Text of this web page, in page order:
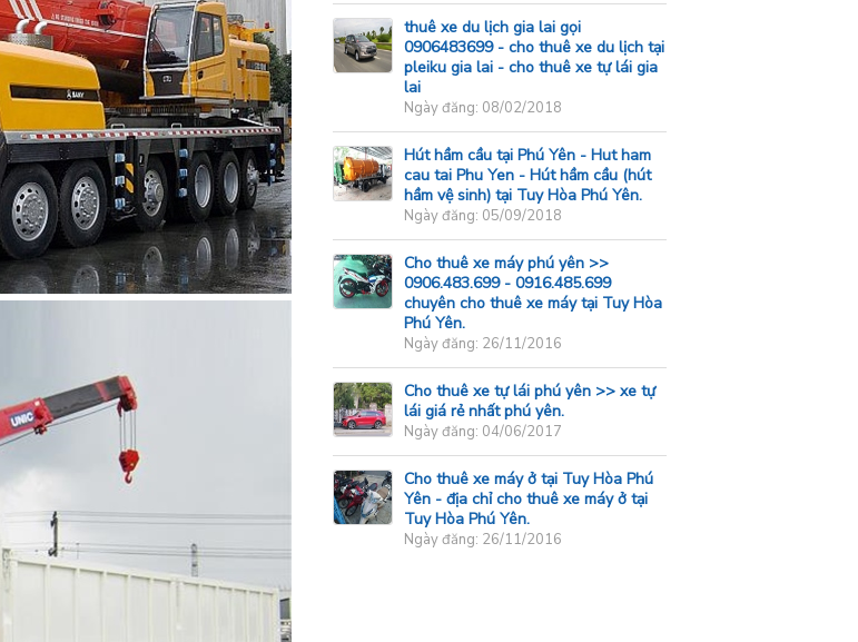
thuê xe du lịch gia lai gọi
0906483699 - cho thuê xe du lịch tại
pleiku gia lai - cho thuê xe tự lái gia
lai
Ngày đăng: 08/02/2018
Hút hầm cầu tại Phú Yên - Hut ham
cau tai Phu Yen - Hút hầm cầu (hút
hầm vệ sinh) tại Tuy Hòa Phú Yên.
Ngày đăng: 05/09/2018
Cho thuê xe máy phú yên >>
0906.483.699 - 0916.485.699
chuyên cho thuê xe máy tại Tuy Hòa
Phú Yên.
Ngày đăng: 26/11/2016
Cho thuê xe tự lái phú yên >> xe tự
lái giá rẻ nhất phú yên.
Ngày đăng: 04/06/2017
Cho thuê xe máy ở tại Tuy Hòa Phú
Yên - địa chỉ cho thuê xe máy ở tại
Tuy Hòa Phú Yên.
Ngày đăng: 26/11/2016